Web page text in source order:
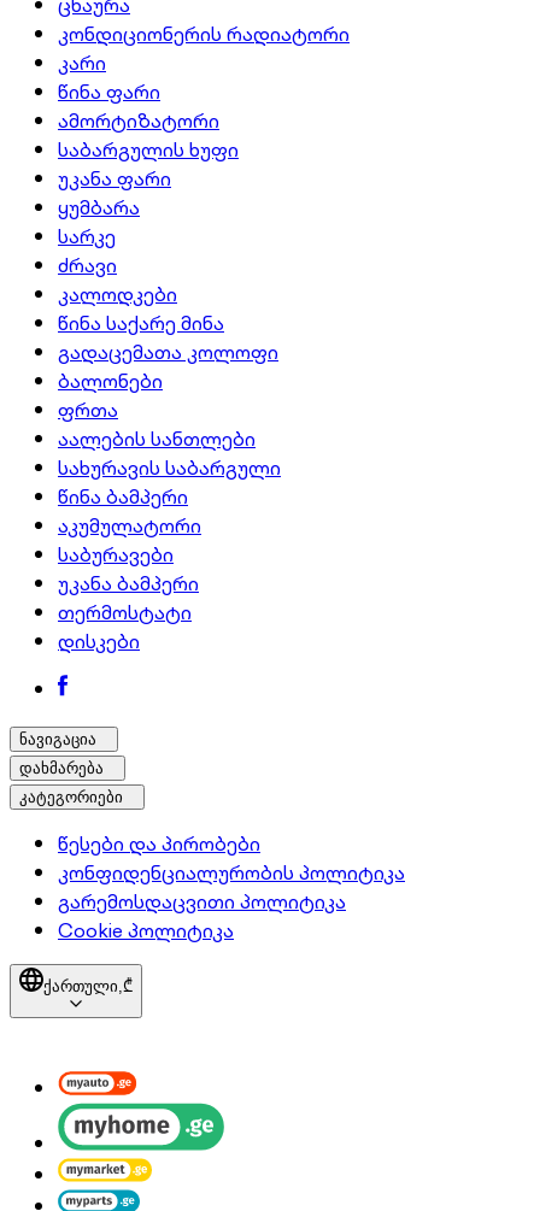
კონდიციონერის რადიატორი
კარი
წინა ფარი
ამორტიზატორი
საბარგულის ხუფი
უკანა ფარი
ყუმბარა
სარკე
ძრავი
კალოდკები
წინა საქარე მინა
გადაცემათა კოლოფი
ბალონები
ფრთა
აალების სანთლები
სახურავის საბარგული
წინა ბამპერი
აკუმულატორი
საბურავები
უკანა ბამპერი
თერმოსტატი
დისკები
ნავიგაცია
დახმარება
კატეგორიები
წესები და პირობები
კონფიდენციალურობის პოლიტიკა
გარემოსდაცვითი პოლიტიკა
Cookie პოლიტიკა
ქართული, ₾